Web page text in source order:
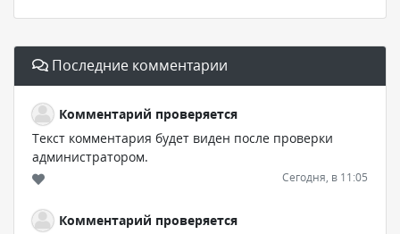
Последние комментарии
Комментарий проверяется
Текст комментария будет виден после проверки
администратором.
Сегодня, в 11:05
Комментарий проверяется